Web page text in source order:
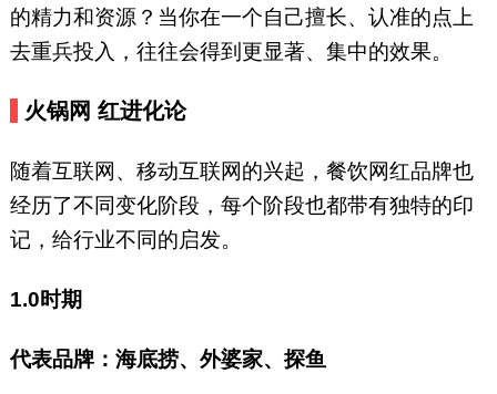
的精力和资源？当你在一个自己擅长、认准的点上
去重兵投入，往往会得到更显著、集中的效果。
火锅网 红进化论
随着互联网、移动互联网的兴起，餐饮网红品牌也
经历了不同变化阶段，每个阶段也都带有独特的印
记，给行业不同的启发。
1.0时期
代表品牌：海底捞、外婆家、探鱼